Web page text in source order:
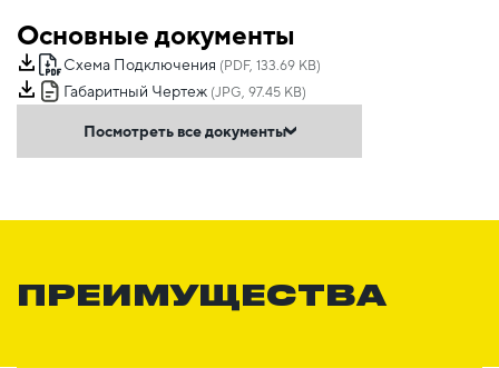
Основные документы
Схема Подключения (PDF, 133.69 KB)
Габаритный Чертеж (JPG, 97.45 KB)
Посмотреть все документы
ПРЕИМУЩЕСТВА